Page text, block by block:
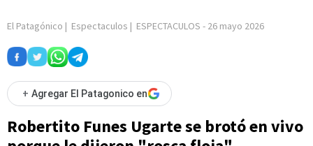
El Patagónico | Espectaculos | ESPECTACULOS - 26 mayo 2026
+ Agregar El Patagonico en
Robertito Funes Ugarte se brotó en vivo